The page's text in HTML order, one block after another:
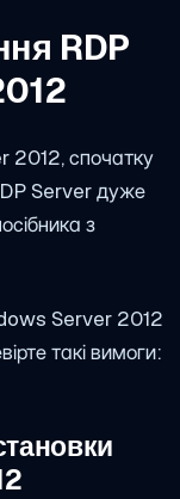
RDP
2012, спочатку
Server дуже
з
Server 2012
такі вимоги: